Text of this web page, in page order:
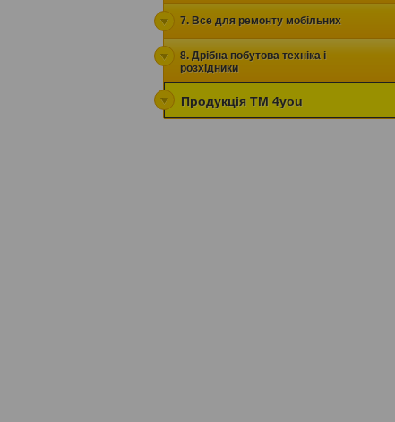
7. Все для ремонту мобільних
8. Дрібна побутова техніка і
розхідники
Продукція ТМ 4you